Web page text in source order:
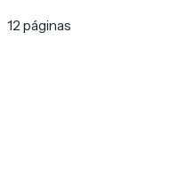
12 páginas